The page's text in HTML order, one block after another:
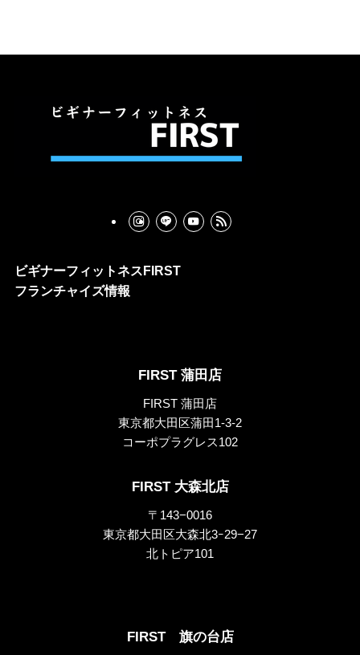
ビギナーフィットネスFIRST
フランチャイズ情報
FIRST 蒲田店
FIRST 蒲田店
東京都大田区蒲田1-3-2
コーポプラグレス102
FIRST 大森北店
〒143−0016
東京都大田区大森北3ｰ29−27
北トピア101
FIRST 旗の台店